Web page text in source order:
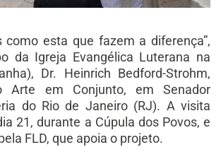
como esta que fazem a diferença”,
da Igreja Evangélica Luterana na
Dr. Heinrich Bedford-Strohm,
Arte em Conjunto, em Senador
do Rio de Janeiro (RJ). A visita
21, durante a Cúpula dos Povos, e
FLD, que apoia o projeto.